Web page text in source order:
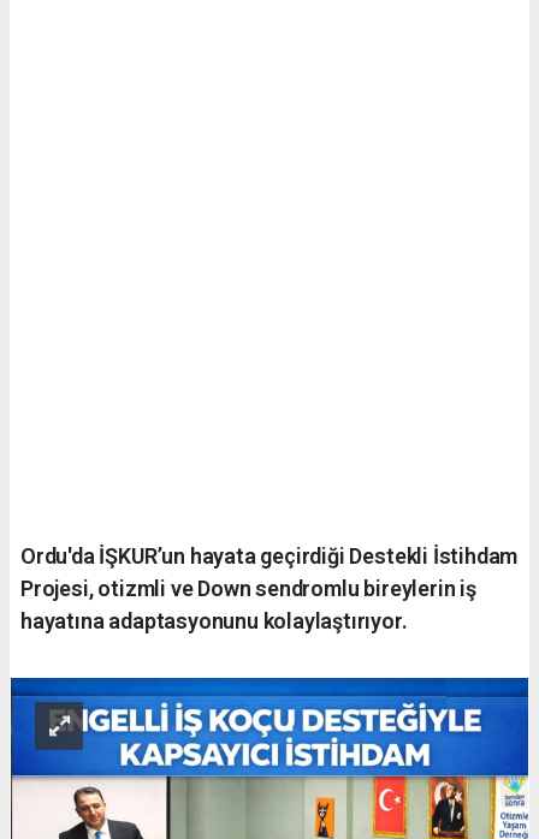
Ordu'da İŞKUR’un hayata geçirdiği Destekli İstihdam
Projesi, otizmli ve Down sendromlu bireylerin iş
hayatına adaptasyonunu kolaylaştırıyor.